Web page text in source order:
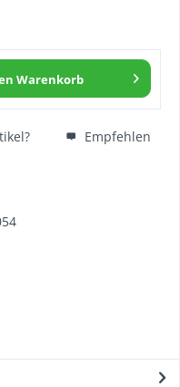
Warenkorb
Empfehlen